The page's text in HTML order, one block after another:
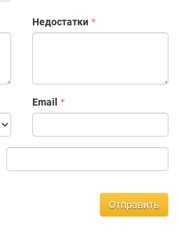
Недостатки
Email
Отправить